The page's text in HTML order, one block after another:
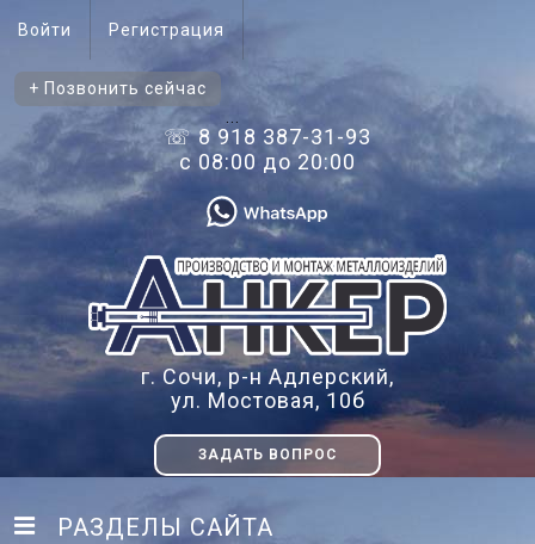
Войти Регистрация
+ Позвонить сейчас
☏ 8 918 387-31-93
с 08:00 до 20:00
г. Сочи, р-н Адлерский,
ул. Мостовая, 10б
ЗАДАТЬ ВОПРОС
РАЗДЕЛЫ САЙТА